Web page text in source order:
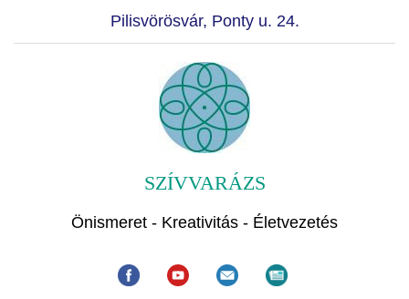
Pilisvörösvár, Ponty u. 24.
SZÍVVARÁZS
Önismeret - Kreativitás - Életvezetés